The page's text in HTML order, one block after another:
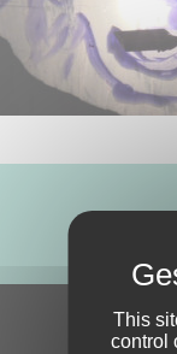
This
control